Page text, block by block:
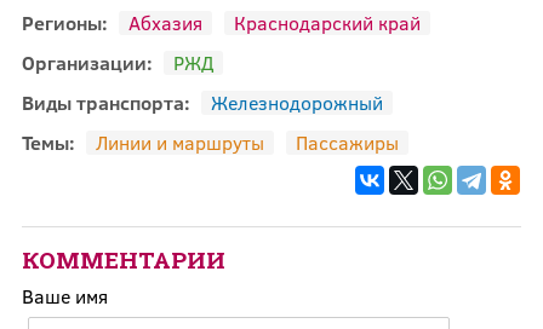
Регионы: Абхазия
Краснодарский край
Организации:
РЖД
Виды транспорта:
Железнодорожный
Темы:
Линии и маршруты Пассажиры
КОММЕНТАРИИ
Ваше имя